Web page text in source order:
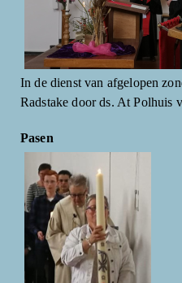
In de dienst van afgelopen
Radstake door ds. At Polhuis
Pasen